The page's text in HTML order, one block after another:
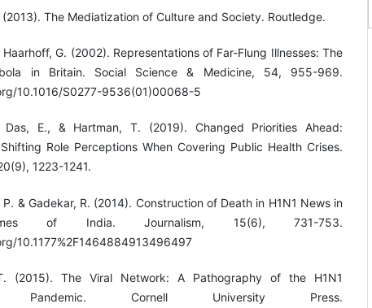
(2013). The Mediatization of Culture and Society. Routledge.
G. (2002). Representations of Far-Flung Illnesses: The
in Britain. Social Science & Medicine, 54, 955-969.
10.1016/S0277-9536(01)00068-5
Das, E., & Hartman, T. (2019). Changed Priorities Ahead:
Shifting Role Perceptions When Covering Public Health Crises.
1223-1241.
P. & Gadekar, R. (2014). Construction of Death in H1N1 News in
of India. Journalism, 15(6), 731-753.
10.1177%2F1464884913496497
(2015). The Viral Network: A Pathography of the H1N1
Pandemic. Cornell University Press.